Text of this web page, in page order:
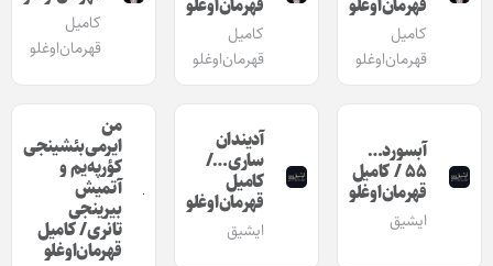
قهرمان‌اوغلو
کامیل
قهرمان‌اوغلو
قهرمان‌اوغلو
کامیل
قهرمان‌اوغلو
کامیل
قهرمان‌اوغلو
آبسورد…
۵۵ / کامیل
قهرمان‌اوغلو
ایشیق
آدیندان
ساری…/
کامیل
قهرمان‌اوغلو
ایشیق
من
ایرمی‌بئشینجی
کؤرپه‌یم و
آتمیش
بیرینجی
تانری/ کامیل
قهرمان‌اوغلو